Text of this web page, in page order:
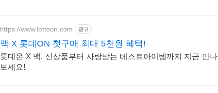
https://www.lotteon.com 광고
맥 X 롯데ON 첫구매 최대 5천원 혜택!
롯데온 X 맥, 신상품부터 사랑받는 베스트아이템까지 지금 만나
보세요!